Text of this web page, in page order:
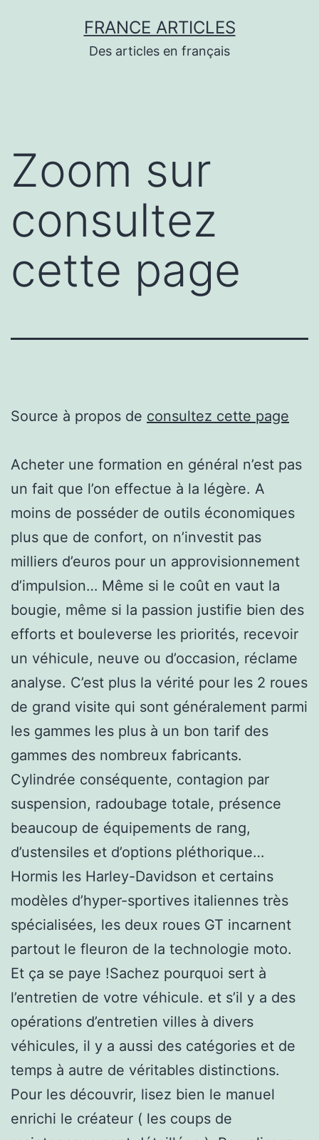
FRANCE ARTICLES
Des articles en français
Zoom sur
consultez
cette page
Source à propos de consultez cette page
Acheter une formation en général n’est pas
un fait que l’on effectue à la légère. A
moins de posséder de outils économiques
plus que de confort, on n’investit pas
milliers d’euros pour un approvisionnement
d’impulsion… Même si le coût en vaut la
bougie, même si la passion justifie bien des
efforts et bouleverse les priorités, recevoir
un véhicule, neuve ou d’occasion, réclame
analyse. C’est plus la vérité pour les 2 roues
de grand visite qui sont généralement parmi
les gammes les plus à un bon tarif des
gammes des nombreux fabricants.
Cylindrée conséquente, contagion par
suspension, radoubage totale, présence
beaucoup de équipements de rang,
d’ustensiles et d’options pléthorique…
Hormis les Harley-Davidson et certains
modèles d’hyper-sportives italiennes très
spécialisées, les deux roues GT incarnent
partout le fleuron de la technologie moto.
Et ça se paye !Sachez pourquoi sert à
l’entretien de votre véhicule. et s’il y a des
opérations d’entretien villes à divers
véhicules, il y a aussi des catégories et de
temps à autre de véritables distinctions.
Pour les découvrir, lisez bien le manuel
enrichi le créateur ( les coups de